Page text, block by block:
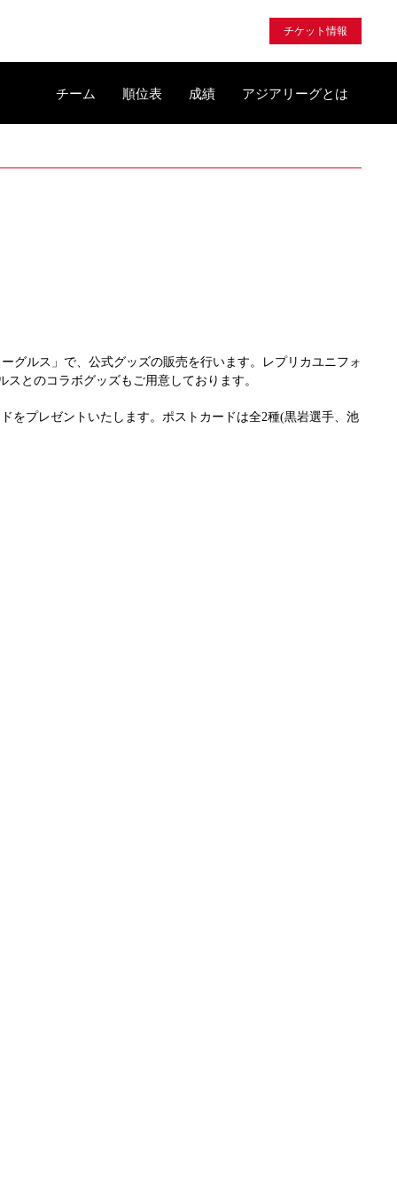
チケット情報
チーム 順位表 成績 アジアリーグとは
グルス」で、公式グッズの販売を行います。レプリカユニフォ
とのコラボグッズもご用意しております。
をプレゼントいたします。ポストカードは全2種(黒岩選手、池